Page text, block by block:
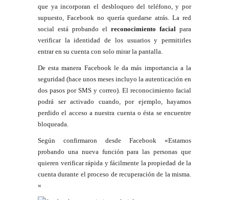
que ya incorporan el desbloqueo del teléfono, y por
supuesto, Facebook no quería quedarse atrás. La red
social está probando el reconocimiento facial para
verificar la identidad de los usuarios y permitirles
entrar en su cuenta con solo mirar la pantalla.
De esta manera Facebook le da más importancia a la
seguridad (hace unos meses incluyo la autenticación en
dos pasos por SMS y correo). El reconocimiento facial
podrá ser activado cuando, por ejemplo, hayamos
perdido el acceso a nuestra cuenta o ésta se encuentre
bloqueada.
Según confirmaron desde Facebook «Estamos
probando una nueva función para las personas que
quieren verificar rápida y fácilmente la propiedad de la
cuenta durante el proceso de recuperación de la misma.
«